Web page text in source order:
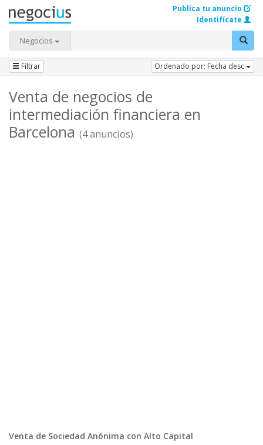
Negocios
Publica tu anuncio
Identifícate
Filtrar Ordenado por: Fecha desc
Venta de negocios de
intermediación financiera en
Barcelona (4 anuncios)
Venta de Sociedad Anónima con Alto Capital